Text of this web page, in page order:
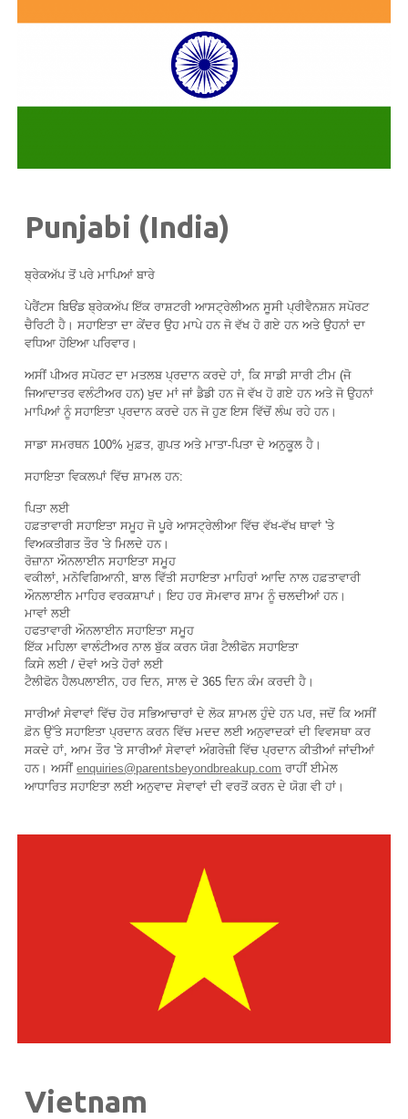
Punjabi (India)
ਬ੍ਰੇਕਅੱਪ ਤੋਂ ਪਰੇ ਮਾਪਿਆਂ ਬਾਰੇ
ਪੇਰੈਂਟਸ ਬਿਓਂਡ ਬ੍ਰੇਕਅੱਪ ਇੱਕ ਰਾਸ਼ਟਰੀ ਆਸਟ੍ਰੇਲੀਅਨ ਸੂਸੀ ਪ੍ਰੀਵੈਨਸ਼ਨ ਸਪੋਰਟ
ਚੈਰਿਟੀ ਹੈ। ਸਹਾਇਤਾ ਦਾ ਕੇਂਦਰ ਉਹ ਮਾਪੇ ਹਨ ਜੋ ਵੱਖ ਹੋ ਗਏ ਹਨ ਅਤੇ ਉਹਨਾਂ ਦਾ
ਵਧਿਆ ਹੋਇਆ ਪਰਿਵਾਰ।
ਅਸੀਂ ਪੀਅਰ ਸਪੋਰਟ ਦਾ ਮਤਲਬ ਪ੍ਰਦਾਨ ਕਰਦੇ ਹਾਂ, ਕਿ ਸਾਡੀ ਸਾਰੀ ਟੀਮ (ਜੋ
ਜਿਆਦਾਤਰ ਵਲੰਟੀਅਰ ਹਨ) ਖੁਦ ਮਾਂ ਜਾਂ ਡੈਡੀ ਹਨ ਜੋ ਵੱਖ ਹੋ ਗਏ ਹਨ ਅਤੇ ਜੋ ਉਹਨਾਂ
ਮਾਪਿਆਂ ਨੂੰ ਸਹਾਇਤਾ ਪ੍ਰਦਾਨ ਕਰਦੇ ਹਨ ਜੋ ਹੁਣ ਇਸ ਵਿੱਚੋਂ ਲੰਘ ਰਹੇ ਹਨ।
ਸਾਡਾ ਸਮਰਥਨ 100% ਮੁਫ਼ਤ, ਗੁਪਤ ਅਤੇ ਮਾਤਾ-ਪਿਤਾ ਦੇ ਅਨੁਕੂਲ ਹੈ।
ਸਹਾਇਤਾ ਵਿਕਲਪਾਂ ਵਿੱਚ ਸ਼ਾਮਲ ਹਨ:
ਪਿਤਾ ਲਈ
ਹਫ਼ਤਾਵਾਰੀ ਸਹਾਇਤਾ ਸਮੂਹ ਜੋ ਪੂਰੇ ਆਸਟ੍ਰੇਲੀਆ ਵਿੱਚ ਵੱਖ-ਵੱਖ ਥਾਵਾਂ 'ਤੇ
ਵਿਅਕਤੀਗਤ ਤੌਰ 'ਤੇ ਮਿਲਦੇ ਹਨ।
ਰੋਜ਼ਾਨਾ ਔਨਲਾਈਨ ਸਹਾਇਤਾ ਸਮੂਹ
ਵਕੀਲਾਂ, ਮਨੋਵਿਗਿਆਨੀ, ਬਾਲ ਵਿੱਤੀ ਸਹਾਇਤਾ ਮਾਹਿਰਾਂ ਆਦਿ ਨਾਲ ਹਫ਼ਤਾਵਾਰੀ
ਔਨਲਾਈਨ ਮਾਹਿਰ ਵਰਕਸ਼ਾਪਾਂ। ਇਹ ਹਰ ਸੋਮਵਾਰ ਸ਼ਾਮ ਨੂੰ ਚਲਦੀਆਂ ਹਨ।
ਮਾਵਾਂ ਲਈ
ਹਫਤਾਵਾਰੀ ਔਨਲਾਈਨ ਸਹਾਇਤਾ ਸਮੂਹ
ਇੱਕ ਮਹਿਲਾ ਵਾਲੰਟੀਅਰ ਨਾਲ ਬੁੱਕ ਕਰਨ ਯੋਗ ਟੈਲੀਫੋਨ ਸਹਾਇਤਾ
ਕਿਸੇ ਲਈ / ਦੋਵਾਂ ਅਤੇ ਹੋਰਾਂ ਲਈ
ਟੈਲੀਫੋਨ ਹੈਲਪਲਾਈਨ, ਹਰ ਦਿਨ, ਸਾਲ ਦੇ 365 ਦਿਨ ਕੰਮ ਕਰਦੀ ਹੈ।
ਸਾਰੀਆਂ ਸੇਵਾਵਾਂ ਵਿੱਚ ਹੋਰ ਸਭਿਆਚਾਰਾਂ ਦੇ ਲੋਕ ਸ਼ਾਮਲ ਹੁੰਦੇ ਹਨ ਪਰ, ਜਦੋਂ ਕਿ ਅਸੀਂ
ਫ਼ੋਨ ਉੱਤੇ ਸਹਾਇਤਾ ਪ੍ਰਦਾਨ ਕਰਨ ਵਿੱਚ ਮਦਦ ਲਈ ਅਨੁਵਾਦਕਾਂ ਦੀ ਵਿਵਸਥਾ ਕਰ
ਸਕਦੇ ਹਾਂ, ਆਮ ਤੌਰ 'ਤੇ ਸਾਰੀਆਂ ਸੇਵਾਵਾਂ ਅੰਗਰੇਜ਼ੀ ਵਿੱਚ ਪ੍ਰਦਾਨ ਕੀਤੀਆਂ ਜਾਂਦੀਆਂ
ਹਨ। ਅਸੀਂenquiries@parentsbeyondbreakup.com ਰਾਹੀਂ ਈਮੇਲ
ਆਧਾਰਿਤ ਸਹਾਇਤਾ ਲਈ ਅਨੁਵਾਦ ਸੇਵਾਵਾਂ ਦੀ ਵਰਤੋਂ ਕਰਨ ਦੇ ਯੋਗ ਵੀ ਹਾਂ।
Vietnam